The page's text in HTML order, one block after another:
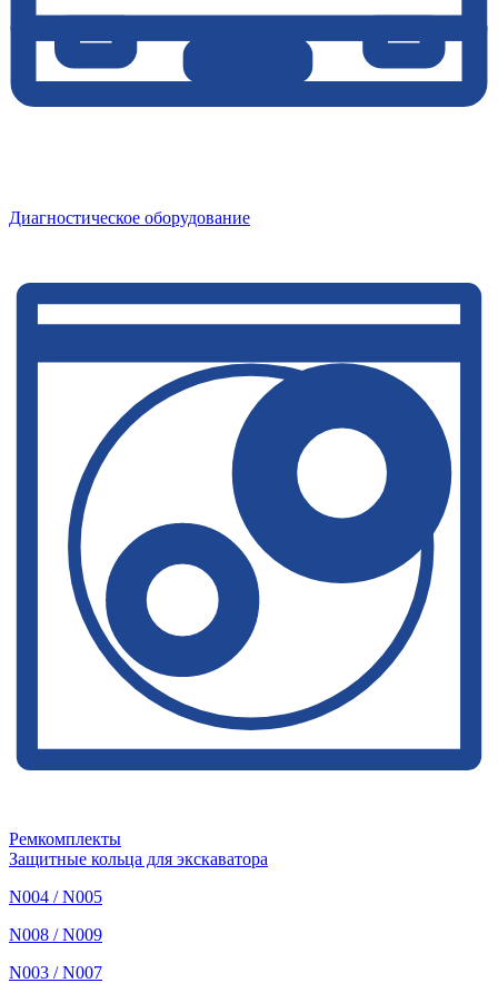
Диагностическое оборудование
Ремкомплекты
Защитные кольца для экскаватора
N004 / N005
N008 / N009
N003 / N007